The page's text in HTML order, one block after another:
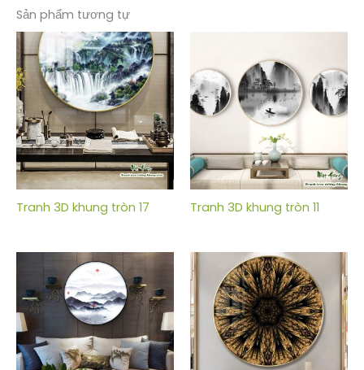
Sản phẩm tương tự
Tranh 3D khung tròn 17 Tranh 3D khung tròn 11